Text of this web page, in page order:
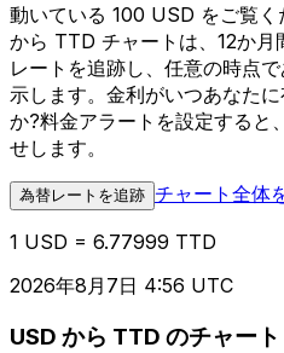
動いている 100 USD をご覧
から TTD チャートは、12か
レートを追跡し、任意の時点
示します。金利がいつあなた
か?料金アラートを設定すると
せします。
為替レートを追跡 チャート全体
1 USD = 6.77999 TTD
2026年8月7日 4:56 UTC
USD から TTD のチャート